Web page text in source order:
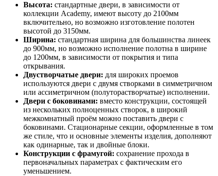
Высота: стандартные двери, в зависимости от
коллекции Academy, имеют высоту до 2100мм
включительно, но возможно изготовление полотен
высотой до 3150мм.
Ширина: стандартная ширина для большинства линеек
до 900мм, но возможно исполнение полотна в ширине
до 1200мм, в зависимости от покрытия и типа
открывания.
Двустворчатые двери: для широких проемов
используются двери с двумя створками в симметричном
или ассиметричном (полуторастворчатые) исполнении.
Двери с боковинами: вместо конструкции, состоящей
из нескольких полноценных створок, в широкий
межкомнатный проём можно поставить двери с
боковинами. Стационарные секции, оформленные в том
же стиле, что и основные элементы изделия, дополняют
как одинарные, так и двойные блоки.
Конструкции с фрамугой: сохранение прохода в
первоначальных параметрах с фактическим его
уменьшением.